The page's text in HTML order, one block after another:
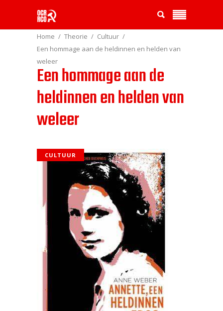
Home Theorie
Cultuur
Een hommage aan de heldinnen en helden van
weleer
Een hommage aan de
heldinnen en helden van
weleer
CULTUUR